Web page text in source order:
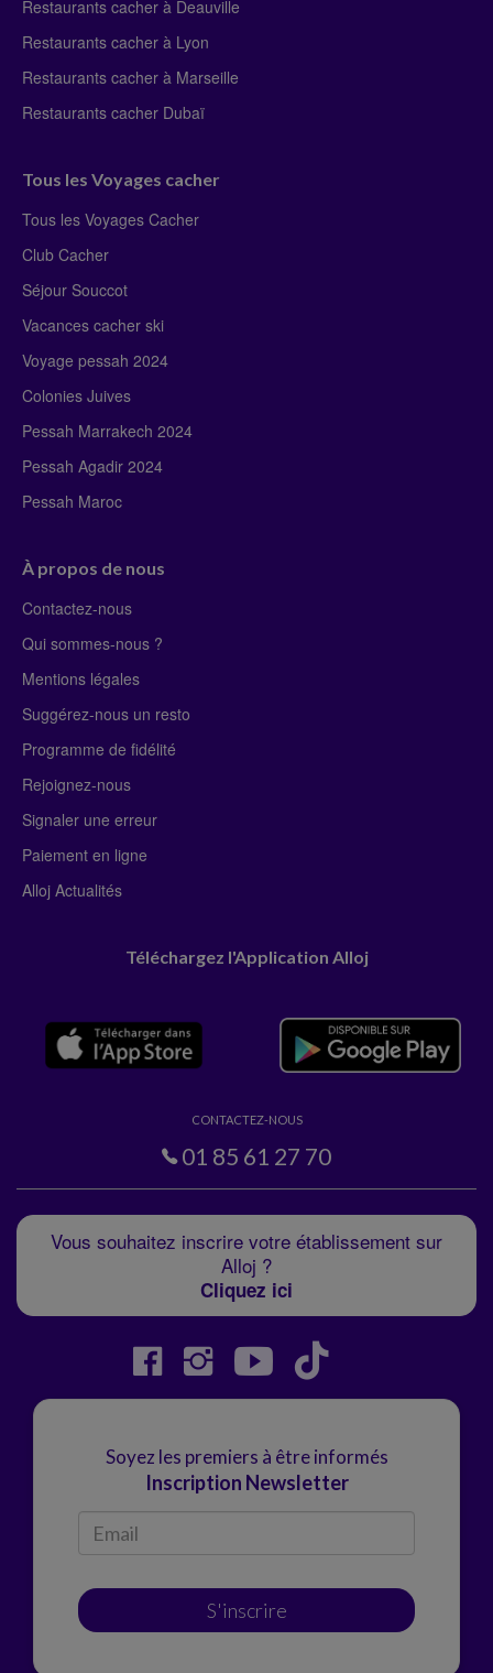
Restaurants cacher à Deauville
Restaurants cacher à Lyon
Restaurants cacher à Marseille
Restaurants cacher Dubaï
Tous les Voyages cacher
Tous les Voyages Cacher
Club Cacher
Séjour Souccot
Vacances cacher ski
Voyage pessah 2024
Colonies Juives
Pessah Marrakech 2024
Pessah Agadir 2024
Pessah Maroc
À propos de nous
Contactez-nous
Qui sommes-nous ?
Mentions légales
Suggérez-nous un resto
Programme de fidélité
Rejoignez-nous
Signaler une erreur
Paiement en ligne
Alloj Actualités
Téléchargez l'Application Alloj
CONTACTEZ-NOUS
01 85 61 27 70
Vous souhaitez inscrire votre établissement sur
Alloj ?
Cliquez ici
Soyez les premiers à être informés
Inscription Newsletter
S'inscrire